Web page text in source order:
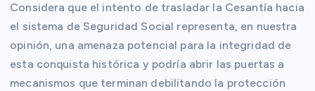
Considera que el intento de trasladar la Cesantía hacia
el sistema de Seguridad Social representa, en nuestra
opinión, una amenaza potencial para la integridad de
esta conquista histórica y podría abrir las puertas a
mecanismos que terminan debilitando la protección